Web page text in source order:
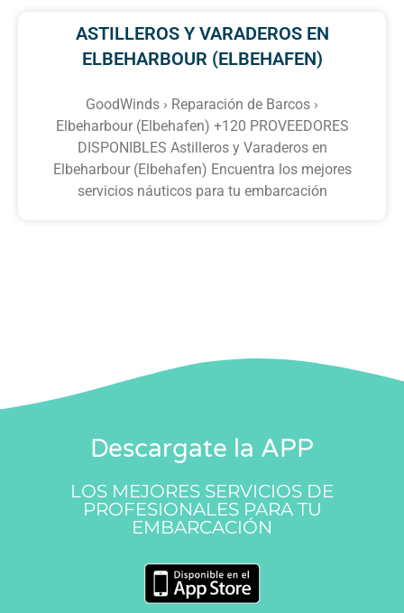
ASTILLEROS Y VARADEROS EN
ELBEHARBOUR (ELBEHAFEN)
GoodWinds › Reparación de Barcos ›
Elbeharbour (Elbehafen) +120 PROVEEDORES
DISPONIBLES Astilleros y Varaderos en
Elbeharbour (Elbehafen) Encuentra los mejores
servicios náuticos para tu embarcación
Descargate la APP
LOS MEJORES SERVICIOS DE
PROFESIONALES PARA TU
EMBARCACIÓN